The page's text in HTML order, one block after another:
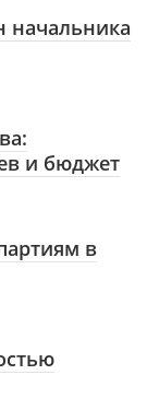
начальника
и бюджет
в